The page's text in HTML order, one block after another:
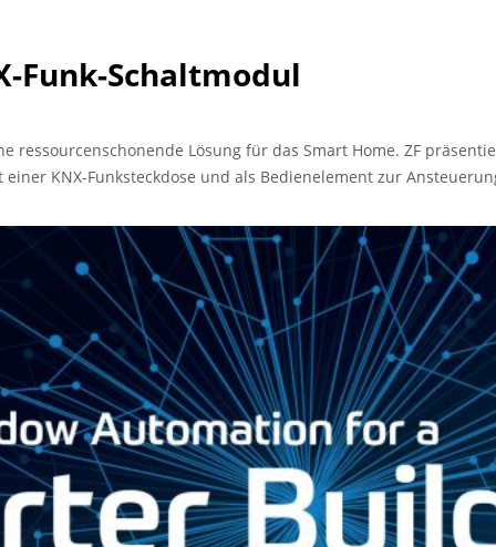
Funk-Schaltmodul
ressourcenschonende Lösung für das Smart Home. ZF
KNX-Funksteckdose und als Bedienelement zur